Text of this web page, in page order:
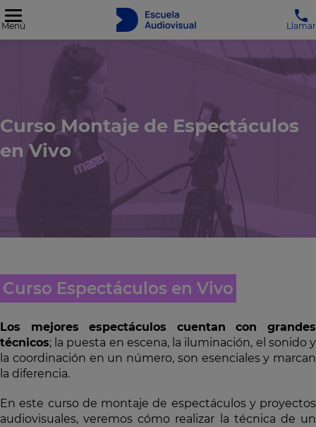
Menú Llamar
Curso Montaje de Espectáculos
en Vivo
Curso Espectáculos en Vivo
Los mejores espectáculos cuentan con grandes
técnicos; la puesta en escena, la iluminación, el sonido y
la coordinación en un número, son esenciales y marcan
la diferencia.
En este curso de montaje de espectáculos y proyectos
audiovisuales, veremos cómo realizar la técnica de un